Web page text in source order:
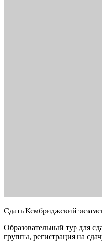
Сдать Кембриджский
Образовательный тур для
группы, регистрация на